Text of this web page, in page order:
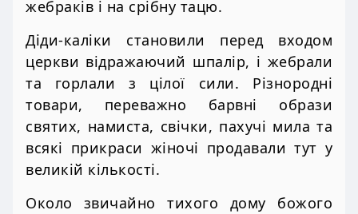
жебраків і на срібну тацю.
Діди-каліки становили перед входом
церкви відражаючий шпалір, і жебрали
та горлали з цілої сили. Різнородні
товари, переважно барвні образи
святих, намиста, свічки, пахучі мила та
всякі прикраси жіночі продавали тут у
великій кількості.
Около звичайно тихого дому божого